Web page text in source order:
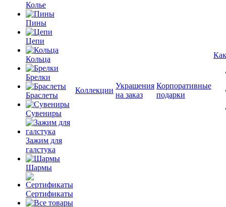
Колье
Пины
Цепи
Кольца
Брелки
Браслеты
Сувениры
Зажим для
галстука
Шармы
Сертификаты
Коллекции
Украшения
на заказ
Корпоративные
подарки